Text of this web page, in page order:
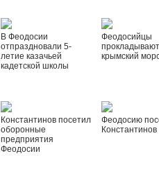
В Феодосии
отпраздновали 5-
летие казачьей
кадетской школы
Феодосийцы
прокладывают
крымский
Константинов посетил
оборонные
предприятия
Феодосии
Феодосию
Константинов